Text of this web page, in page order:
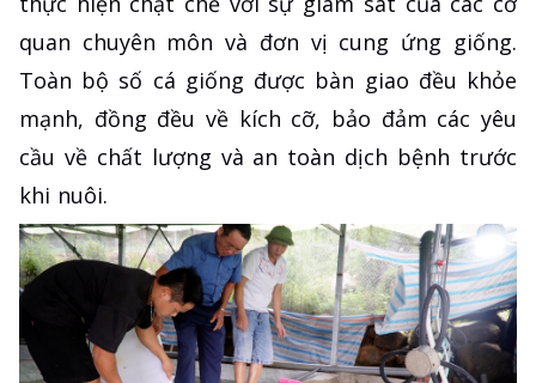
quan chuyên môn và đơn vị cung ứng giống.
Toàn bộ số cá giống được bàn giao đều khỏe
mạnh, đồng đều về kích cỡ, bảo đảm các yêu
cầu về chất lượng và an toàn dịch bệnh trước
khi nuôi.